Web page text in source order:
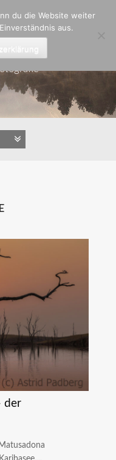
der
du die Website weiter
aus.